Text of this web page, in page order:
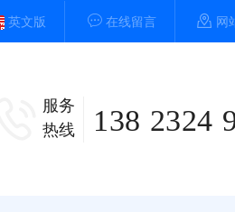
英文版 在线留言 网
服务
热线
138 2324